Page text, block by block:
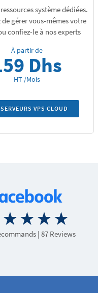
système dédiées.
de gérer vous-mêmes votre
confiez-le à nos experts
À partir de
Dhs
HT /Mois
VPS CLOUD
| 87 Reviews